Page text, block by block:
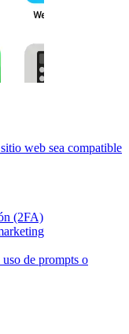
web sea compatible
(2FA)
de prompts o